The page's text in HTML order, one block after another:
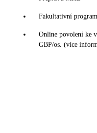
Fakultativní program
Online povolení ke
GBP/os. (více